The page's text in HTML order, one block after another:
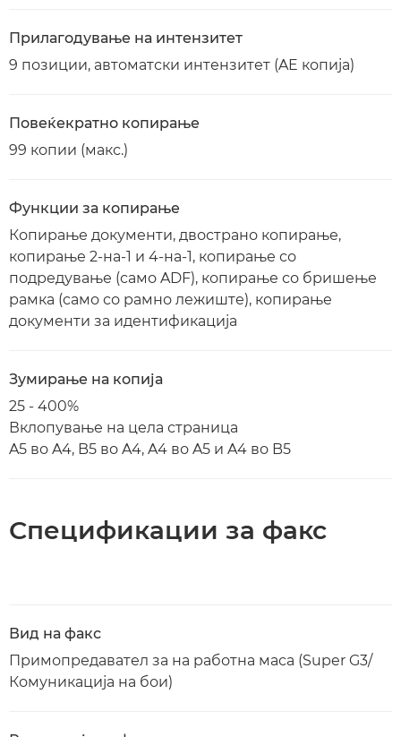
Прилагодување на интензитет
9 позиции, автоматски интензитет (AE копија)
Повеќекратно копирање
99 копии (макс.)
Функции за копирање
Копирање документи, двострано копирање,
копирање 2-на-1 и 4-на-1, копирање со
подредување (само ADF), копирање со бришење
рамка (само со рамно лежиште), копирање
документи за идентификација
Зумирање на копија
25 - 400%
Вклопување на цела страница
A5 во A4, B5 во A4, A4 во A5 и A4 во B5
Спецификации за факс
Вид на факс
Примопредавател за на работна маса (Super G3/
Комуникација на бои)